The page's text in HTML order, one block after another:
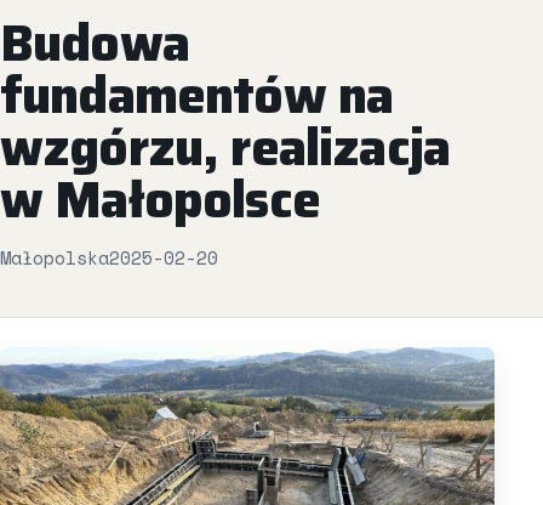
Geodezja
Realizacje
Galeria
Kontakt
Budowa
fundamentów na
wzgórzu, realizacja
w Małopolsce
Małopolska2025-02-20